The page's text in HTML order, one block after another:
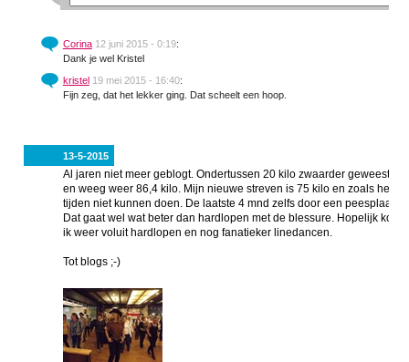
Corina 12 juni 2015 - 0:19:
Dank je wel Kristel
kristel 19 mei 2015 - 16:40:
Fijn zeg, dat het lekker ging. Dat scheelt een hoop.
13-5-2015
Al jaren niet meer geblogt. Ondertussen 20 kilo zwaarder geweest
en weeg weer 86,4 kilo. Mijn nieuwe streven is 75 kilo en zoals het
tijden niet kunnen doen. De laatste 4 mnd zelfs door een
Dat gaat wel wat beter dan hardlopen met de blessure. Hopelijk
ik weer voluit hardlopen en nog fanatieker linedancen.
Tot blogs ;-)